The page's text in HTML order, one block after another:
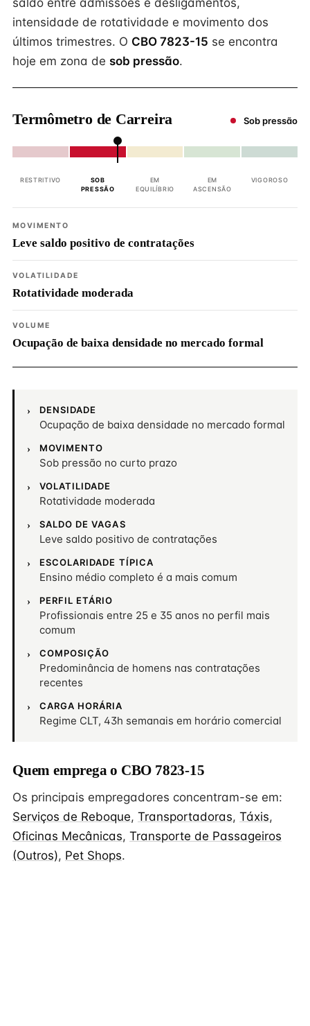
saldo entre admissões e desligamentos,
intensidade de rotatividade e movimento dos
últimos trimestres. O CBO 7823-15 se encontra
hoje em zona de sob pressão.
Termômetro de Carreira Sob pressão
RESTRITIVO
SOB
PRESSÃO
EM
EQUILÍBRIO
EM
ASCENSÃO
VIGOROSO
MOVIMENTO
Leve saldo positivo de contratações
VOLATILIDADE
Rotatividade moderada
VOLUME
Ocupação de baixa densidade no mercado formal
DENSIDADE
Ocupação de baixa densidade no mercado formal
MOVIMENTO
Sob pressão no curto prazo
VOLATILIDADE
Rotatividade moderada
SALDO DE VAGAS
Leve saldo positivo de contratações
ESCOLARIDADE TÍPICA
Ensino médio completo é a mais comum
PERFIL ETÁRIO
Profissionais entre 25 e 35 anos no perfil mais
comum
COMPOSIÇÃO
Predominância de homens nas contratações
recentes
CARGA HORÁRIA
Regime CLT, 43h semanais em horário comercial
Quem emprega o CBO 7823-15
Os principais empregadores concentram-se em:
Serviços de Reboque, Transportadoras, Táxis,
Oficinas Mecânicas, Transporte de Passageiros
(Outros), Pet Shops.